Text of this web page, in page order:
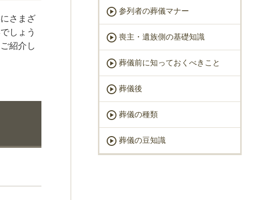
さまざ
しょう
紹介し
参列者の葬儀マナー
喪主・遺族側の基礎知識
葬儀前に知っておくべきこと
葬儀後
葬儀の種類
葬儀の豆知識